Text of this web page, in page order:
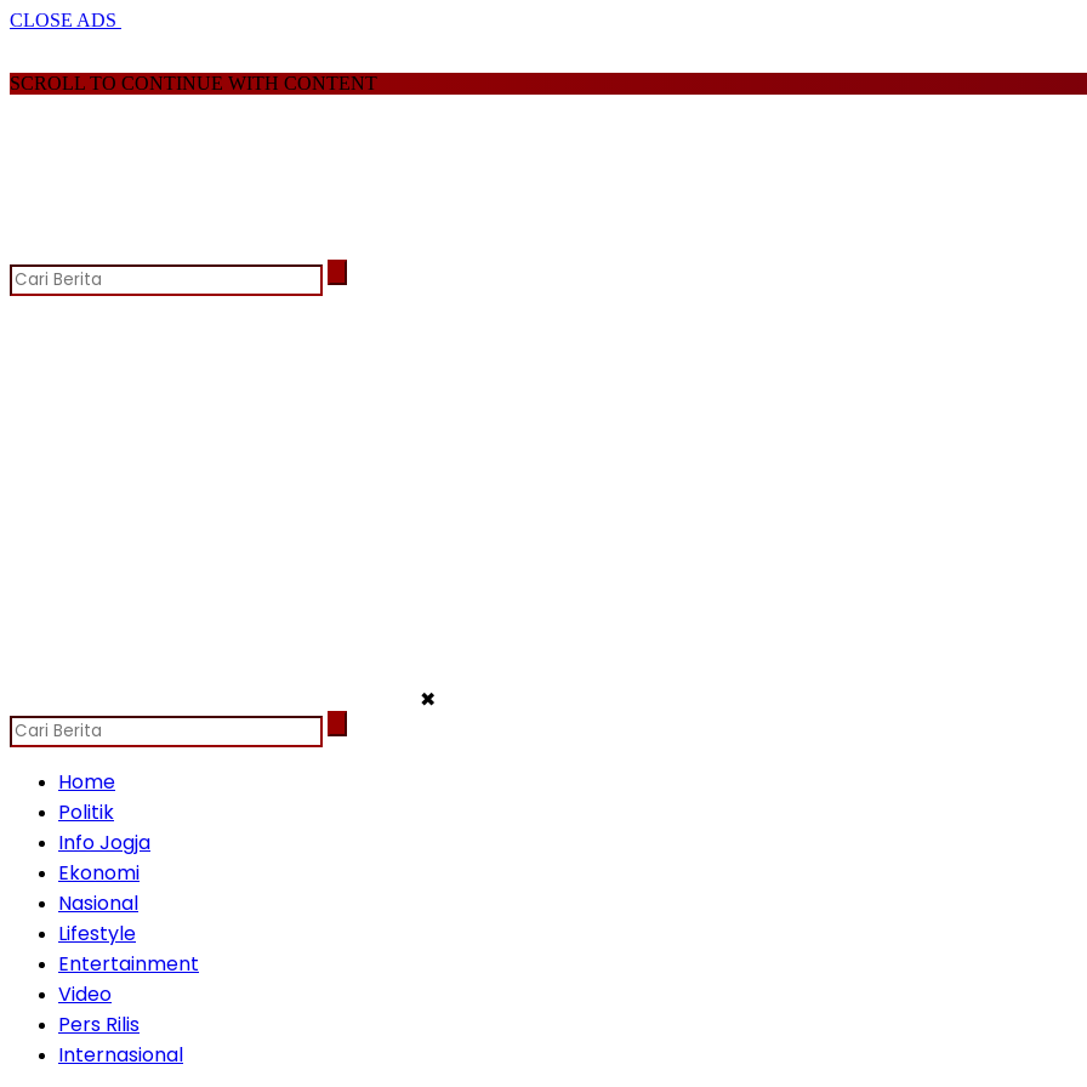
CLOSE ADS
SCROLL TO CONTINUE WITH CONTENT
✖
Home
Politik
Info Jogja
Ekonomi
Nasional
Lifestyle
Entertainment
Video
Pers Rilis
Internasional